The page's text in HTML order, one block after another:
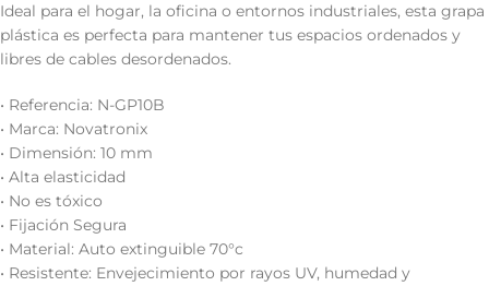
Ideal para el hogar, la oficina o entornos industriales, esta grapa
plástica es perfecta para mantener tus espacios ordenados y
libres de cables desordenados.
• Referencia: N-GP10B
• Marca: Novatronix
• Dimensión: 10 mm
• Alta elasticidad
• No es tóxico
• Fijación Segura
• Material: Auto extinguible 70°c
• Resistente: Envejecimiento por rayos UV, humedad y